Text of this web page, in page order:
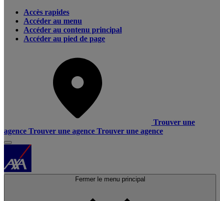
Accès rapides
Accéder au menu
Accéder au contenu principal
Accéder au pied de page
Trouver une
agence Trouver une agence Trouver une agence
Fermer le menu principal